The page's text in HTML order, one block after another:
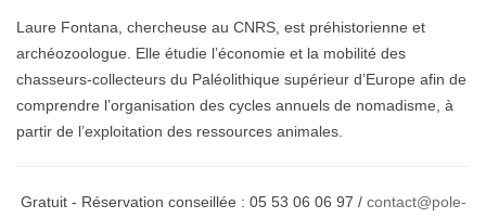
Laure Fontana, chercheuse au CNRS, est préhistorienne et
archéozoologue. Elle étudie l’économie et la mobilité des
chasseurs-collecteurs du Paléolithique supérieur d’Europe afin de
comprendre l’organisation des cycles annuels de nomadisme, à
partir de l’exploitation des ressources animales.
Gratuit - Réservation conseillée : 05 53 06 06 97 / contact@pole-